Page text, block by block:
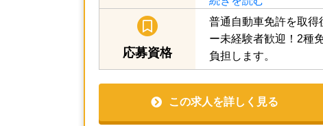
続きを読む
給与
月給24.5万円〜29万円
す！ トップ乗務員層
を稼いでいるケースが
だけお給料に跳ね返っ
続きを読む